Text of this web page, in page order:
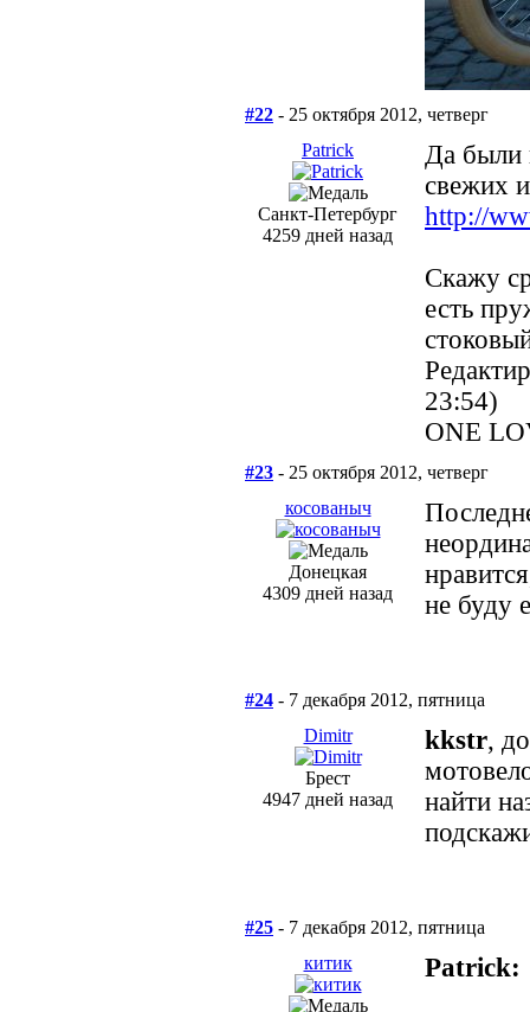
#22 - 25 октября 2012, четверг
Patrick
Санкт-Петербург
4259 дней назад
Да были
свежих
http://
Скажу
есть
23:54)
ONE
#23 - 25 октября 2012, четверг
косованыч
Донецкая
4309 дней назад
не буду
#24 - 7 декабря 2012, пятница
Dimitr
Брест
4947 дней назад
kkstr,
найти
#25 - 7 декабря 2012, пятница
китик
Patrick: